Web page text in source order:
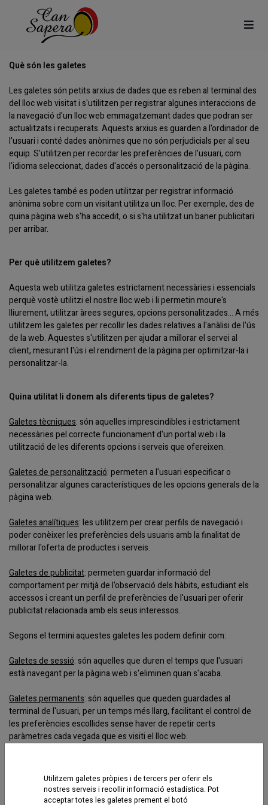
Què són les galetes
Les galetes són petits arxius de dades que es reben al terminal des
del lloc web visitat i s'utilitzen per registrar algunes interaccions de
la navegació d'un lloc web emmagatzemant dades que podran ser
actualitzats i recuperats. Aquests arxius es guarden a l'ordinador de
l'usuari i conté dades anònimes que no són perjudicials per al seu
equip. S'utilitzen per recordar les preferències de l'usuari, com
l'idioma seleccionat, dades d'accés o personalització de la pàgina.
Les galetes també es poden utilitzar per registrar informació
anònima sobre com un visitant utilitza un lloc. Per exemple, des de
quina pàgina web s'ha accedit, o si s'ha utilitzat un baner publicitari
per arribar.
Per què utilitzem galetes?
Aquesta web utilitza galetes estrictament necessàries i essencials
perquè vostè utilitzi el nostre lloc web i li permetin moure's
lliurement, utilitzar àrees segures, opcions personalitzades... A més
utilitzem les galetes per recollir les dades relatives a l'anàlisi de l'ús
de la web. Aquestes s'utilitzen per ajudar a millorar el servei al
client, mesurant l'ús i el rendiment de la pàgina per optimitzar-la i
personalitzar-la.
Quina utilitat li donem als diferents tipus de galetes?
Galetes tècniques: són aquelles imprescindibles i estrictament
necessàries pel correcte funcionament d'un portal web i la
utilització de les diferents opcions i serveis que ofereixen.
Galetes de personalització: permeten a l'usuari especificar o
personalitzar algunes característiques de les opcions generals de la
pàgina web.
Galetes analítiques: les utilitzem per crear perfils de navegació i
poder conèixer les preferències dels usuaris amb la finalitat de
millorar l'oferta de productes i serveis.
Galetes de publicitat: permeten guardar informació del
comportament per mitjà de l'observació dels hàbits, estudiant els
accessos i creant un perfil de preferències de l'usuari per oferir
publicitat relacionada amb els seus interessos.
Segons el termini aquestes galetes les podem definir com:
Galetes de sessió: són aquelles que duren el temps que l'usuari
està navegant per la pàgina web i s'eliminen quan s'acaba.
Galetes permanents: són aquelles que queden guardades al
terminal de l'usuari, per un temps més llarg, facilitant el control de
les preferències escollides sense haver de repetir certs
paràmetres cada vegada que es visiti el lloc web.
Galetes d'anàlisi: permeten quantificar el nombre d'usuaris i així
Utilitzem galetes pròpies i de tercers per oferir els
nostres serveis i recollir informació estadística. Pot
acceptar totes les galetes prement el botó